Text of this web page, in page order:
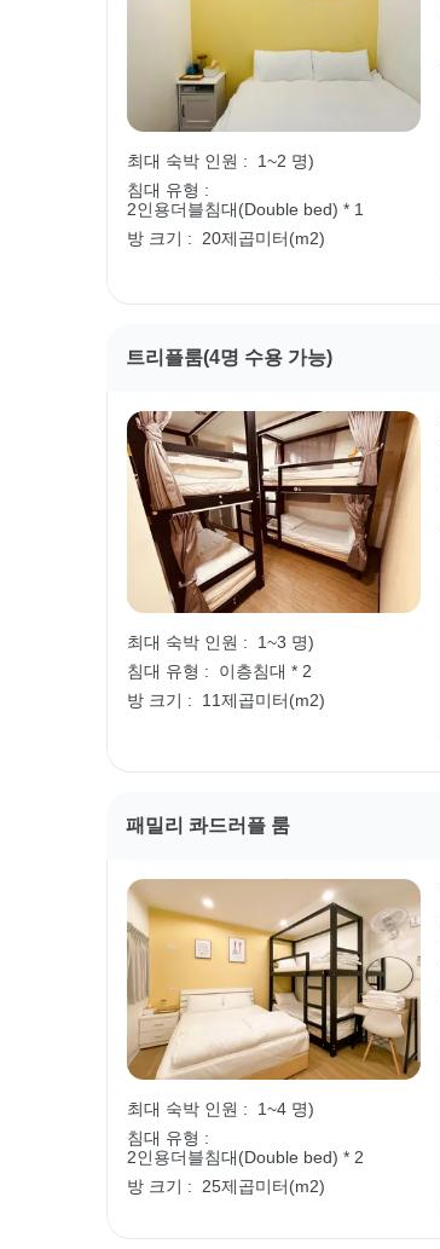
최대 숙박 인원 :
1~2 명)
침대 유형 :
2인용더블침대(Double bed) * 1
방 크기 :
20제곱미터(m2)
트리플룸(4명 수용 가능)
최대 숙박 인원 :
1~3 명)
침대 유형 :
이층침대 * 2
방 크기 :
11제곱미터(m2)
패밀리 콰드러플 룸
최대 숙박 인원 :
1~4 명)
침대 유형 :
2인용더블침대(Double bed) * 2
방 크기 : 25제곱미터(m2)